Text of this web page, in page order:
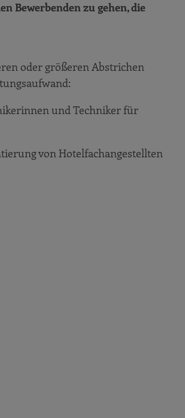
Bewerbenden zu gehen, die
oder größeren Abstrichen
und Techniker für
von Hotelfachangestellten